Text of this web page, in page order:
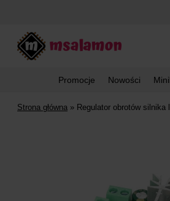
Promocje Nowości
Strona główna » Regulator obrotów silnika